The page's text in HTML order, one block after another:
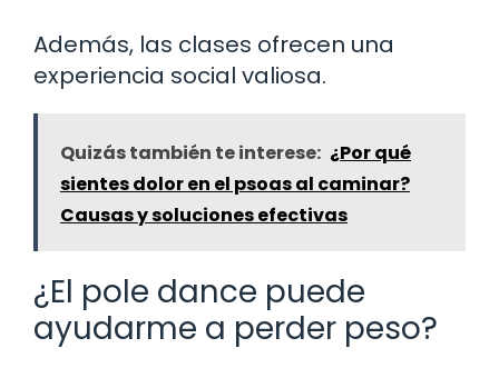
Además, las clases ofrecen una
experiencia social valiosa.
Quizás también te interese: ¿Por qué
sientes dolor en el psoas al caminar?
Causas y soluciones efectivas
¿El pole dance puede
ayudarme a perder peso?